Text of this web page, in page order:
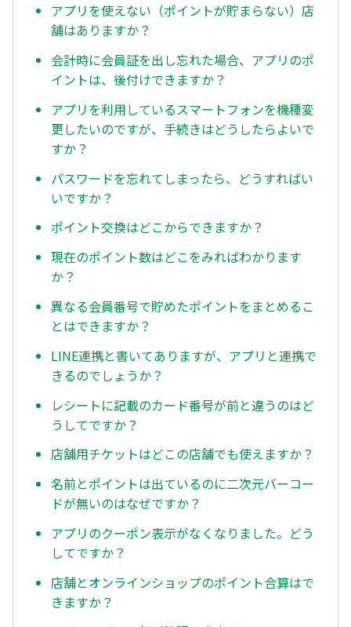
アプリを使えない（ポイントが貯まらない）店
舗はありますか？
会計時に会員証を出し忘れた場合、アプリのポ
イントは、後付けできますか？
アプリを利用しているスマートフォンを機種変
更したいのですが、手続きはどうしたらよいで
すか？
パスワードを忘れてしまったら、どうすればい
いですか？
ポイント交換はどこからできますか？
現在のポイント数はどこをみればわかります
か？
異なる会員番号で貯めたポイントをまとめるこ
とはできますか？
LINE連携と書いてありますが、アプリと連携で
きるのでしょうか？
レシートに記載のカード番号が前と違うのはど
うしてですか？
店舗用チケットはどこの店舗でも使えますか？
名前とポイントは出ているのに二次元バーコー
ドが無いのはなぜですか？
アプリのクーポン表示がなくなりました。どう
してですか？
店舗とオンラインショップのポイント合算はで
きますか？